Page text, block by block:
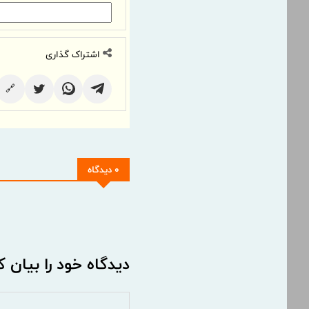
اشتراک گذاری
🔗
0 دیدگاه
دیدگاه خود را بیان